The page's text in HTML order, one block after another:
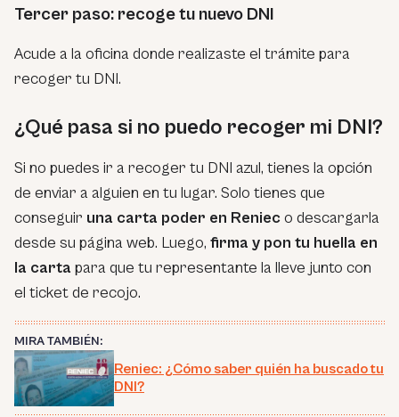
Tercer paso: recoge tu nuevo DNI
Acude a la oficina donde realizaste el trámite para
recoger tu DNI.
¿Qué pasa si no puedo recoger mi DNI?
Si no puedes ir a recoger tu DNI azul, tienes la opción
de enviar a alguien en tu lugar. Solo tienes que
conseguir una carta poder en Renieco descargarla
desde su página web. Luego, firma y pon tu huella en
la carta para que tu representante la lleve junto con
el ticket de recojo.
MIRA TAMBIÉN:
Reniec: ¿Cómo saber quién ha buscado tu
DNI?